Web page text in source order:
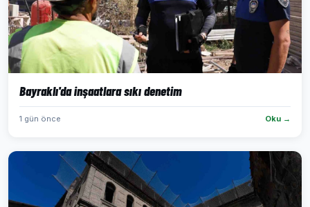
Bayraklı'da inşaatlara sıkı denetim
1 gün önce Oku →